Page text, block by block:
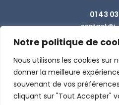
Notre politique de
Nous utilisons les cookies sur
donner la meilleure
souvenant de vos
cliquant sur "Tout Accepter"
01 43 03
Z.I. RICHARDETS SUD -
93160 NOISY
DEMANDER